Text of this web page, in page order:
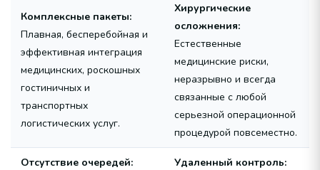
Комплексные пакеты:
Плавная, бесперебойная и
эффективная интеграция
медицинских, роскошных
гостиничных и
транспортных
логистических услуг.
Хирургические
осложнения:
Естественные
медицинские риски,
неразрывно и всегда
связанные с любой
серьезной операционной
процедурой повсеместно.
Отсутствие очередей:
Удаленный контроль: